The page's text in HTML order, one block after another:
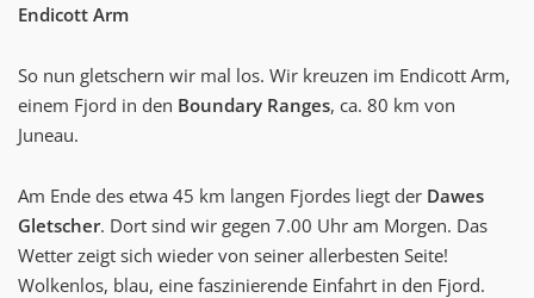
Endicott Arm
So nun gletschern wir mal los. Wir kreuzen im Endicott Arm,
einem Fjord in den Boundary Ranges, ca. 80 km von
Juneau.
Am Ende des etwa 45 km langen Fjordes liegt der Dawes
Gletscher. Dort sind wir gegen 7.00 Uhr am Morgen. Das
Wetter zeigt sich wieder von seiner allerbesten Seite!
Wolkenlos, blau, eine faszinierende Einfahrt in den Fjord.